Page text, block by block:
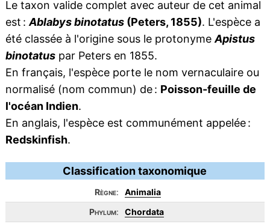
Le taxon valide complet avec auteur de cet animal
est : Ablabys binotatus(Peters, 1855). L'espèce a
été classée à l'origine sous le protonyme Apistus
binotatuspar Peters en 1855.
En français, l'espèce porte le nom vernaculaire ou
normalisé (nom commun) de : Poisson-feuille de
l'océan Indien.
En anglais, l'espèce est communément appelée :
Redskinfish.
Classification taxonomique
Règne:
Animalia
Phylum:
Chordata